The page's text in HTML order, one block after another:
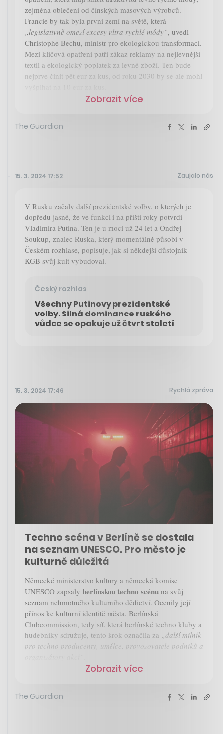
zejména oblečení od čínských masových výrobců.
Francie by tak byla první zemí na světě, která
„legislativně omezí excesy ultra rychlé módy“, uvedl
Christophe Bechu, ministr pro ekologickou transformaci.
Mezi klíčová opatření patří zákaz reklamy na nejlevnější
textil a ekologický poplatek za levné zboží. Ten bude
nejprve činit pět eur za kus, od roku 2030 by se ale mohl
Zobrazit více
The Guardian
15. 3. 2024 17:52 Zaujalo nás
V Rusku začaly další prezidentské volby, o kterých je
dopředu jasné, že ve funkci i na příští roky potvrdí
Vladimira Putina. Ten je u moci už 24 let a Ondřej
Soukup, znalec Ruska, který momentálně působí v
Českém rozhlase, popisuje, jak si někdejší důstojník
KGB svůj kult vybudoval.
Český rozhlas
Všechny Putinovy prezidentské
volby. Silná dominance ruského
vůdce se opakuje už čtvrt století
15. 3. 2024 17:46 Rychlá zpráva
Techno scéna v Berlíně se dostala
na seznam UNESCO. Pro město je
kulturně důležitá
Německé ministerstvo kultury a německá komise
UNESCO zapsaly berlínskou techno scénu na svůj
seznam nehmotného kulturního dědictví. Ocenily její
přínos ke kulturní identitě města. Berlínská
Clubcommission, tedy síť, která berlínské techno kluby a
hudebníky sdružuje, tento krok označila za „další milník
pro techno producenty, umělce, provozovatele podniků a
Zobrazit více
The Guardian